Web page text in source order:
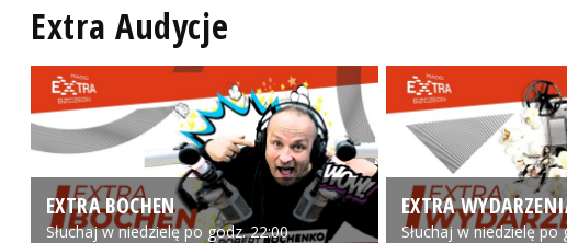
Extra Audycje
EXTRA BOCHEN
Słuchaj w niedzielę po godz. 22:00
EXTRA
Słuchaj w niedzielę po